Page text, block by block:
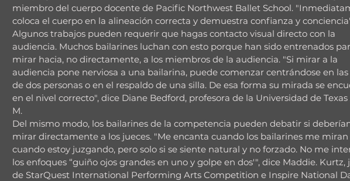
miembro del cuerpo docente de Pacific Northwest Ballet School.
coloca el cuerpo en la alineación correcta y demuestra confianza y
Algunos trabajos pueden requerir que hagas contacto visual directo con la
audiencia. Muchos bailarines luchan con esto porque han sido entrenados
mirar hacia, no directamente, a los miembros de la audiencia. "Si mirar a la
audiencia pone nerviosa a una bailarina, puede comenzar centrándose en las
de dos personas o en el respaldo de una silla. De esa forma su mirada se
en el nivel correcto", dice Diane Bedford, profesora de la Universidad de Texas
M.
Del mismo modo, los bailarines de la competencia pueden debatir si
mirar directamente a los jueces. "Me encanta cuando los bailarines me miran
cuando estoy juzgando, pero solo si se siente natural y no forzado. No me
los enfoques “guiño ojos grandes en uno y golpe en dos'", dice Maddie. Kurtz,
de StarQuest International Performing Arts Competition e Inspire National